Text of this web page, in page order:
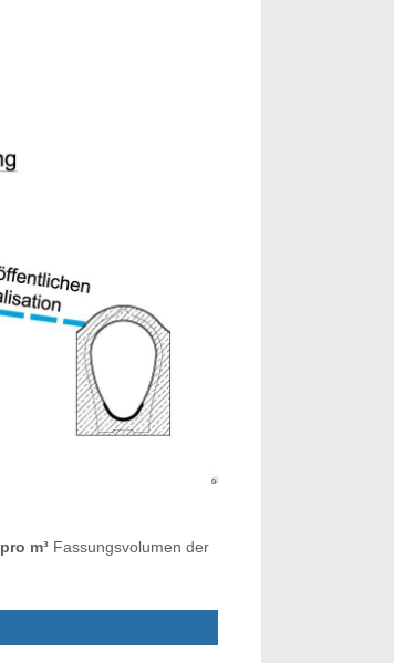
pro m³ Fassungsvolumen der